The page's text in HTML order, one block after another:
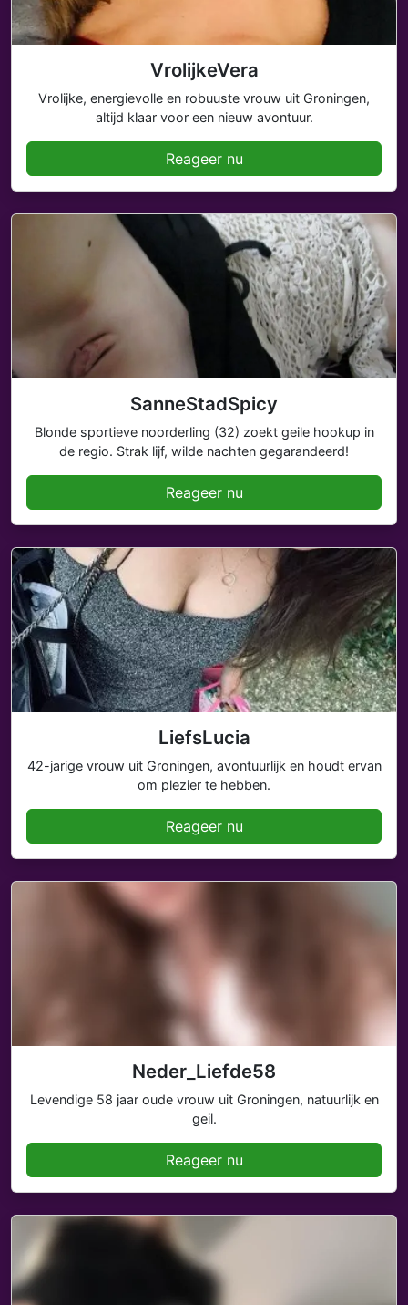
VrolijkeVera
Vrolijke, energievolle en robuuste vrouw uit Groningen,
altijd klaar voor een nieuw avontuur.
Reageer nu
SanneStadSpicy
Blonde sportieve noorderling (32) zoekt geile hookup in
de regio. Strak lijf, wilde nachten gegarandeerd!
Reageer nu
LiefsLucia
42-jarige vrouw uit Groningen, avontuurlijk en houdt ervan
om plezier te hebben.
Reageer nu
Neder_Liefde58
Levendige 58 jaar oude vrouw uit Groningen, natuurlijk en
geil.
Reageer nu